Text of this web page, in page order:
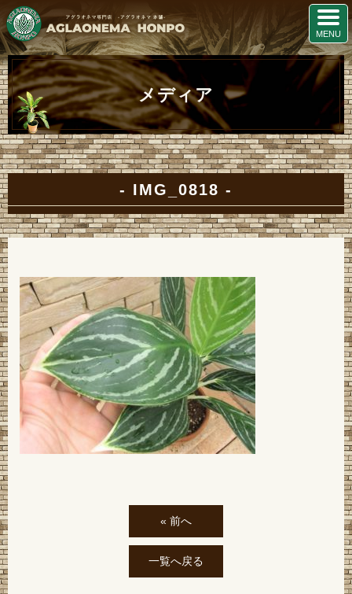
メディア
IMG_0818
« 前へ
一覧へ戻る